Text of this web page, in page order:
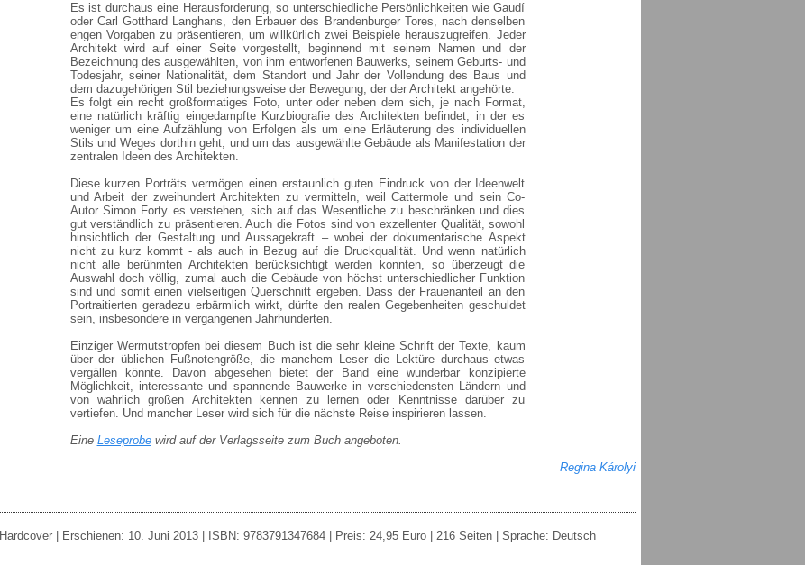
Es ist durchaus eine Herausforderung, so unterschiedliche Persönlichkeiten wie Gaudí
oder Carl Gotthard Langhans, den Erbauer des Brandenburger Tores, nach denselben
engen Vorgaben zu präsentieren, um willkürlich zwei Beispiele herauszugreifen. Jeder
Architekt wird auf einer Seite vorgestellt, beginnend mit seinem Namen und der
Bezeichnung des ausgewählten, von ihm entworfenen Bauwerks, seinem Geburts- und
Todesjahr, seiner Nationalität, dem Standort und Jahr der Vollendung des Baus und
dem dazugehörigen Stil beziehungsweise der Bewegung, der der Architekt angehörte.
Es folgt ein recht großformatiges Foto, unter oder neben dem sich, je nach Format,
eine natürlich kräftig eingedampfte Kurzbiografie des Architekten befindet, in der es
weniger um eine Aufzählung von Erfolgen als um eine Erläuterung des individuellen
Stils und Weges dorthin geht; und um das ausgewählte Gebäude als Manifestation der
zentralen Ideen des Architekten.
Diese kurzen Porträts vermögen einen erstaunlich guten Eindruck von der Ideenwelt
und Arbeit der zweihundert Architekten zu vermitteln, weil Cattermole und sein Co-
Autor Simon Forty es verstehen, sich auf das Wesentliche zu beschränken und dies
gut verständlich zu präsentieren. Auch die Fotos sind von exzellenter Qualität, sowohl
hinsichtlich der Gestaltung und Aussagekraft – wobei der dokumentarische Aspekt
nicht zu kurz kommt - als auch in Bezug auf die Druckqualität. Und wenn natürlich
nicht alle berühmten Architekten berücksichtigt werden konnten, so überzeugt die
Auswahl doch völlig, zumal auch die Gebäude von höchst unterschiedlicher Funktion
sind und somit einen vielseitigen Querschnitt ergeben. Dass der Frauenanteil an den
Portraitierten geradezu erbärmlich wirkt, dürfte den realen Gegebenheiten geschuldet
sein, insbesondere in vergangenen Jahrhunderten.
Einziger Wermutstropfen bei diesem Buch ist die sehr kleine Schrift der Texte, kaum
über der üblichen Fußnotengröße, die manchem Leser die Lektüre durchaus etwas
vergällen könnte. Davon abgesehen bietet der Band eine wunderbar konzipierte
Möglichkeit, interessante und spannende Bauwerke in verschiedensten Ländern und
von wahrlich großen Architekten kennen zu lernen oder Kenntnisse darüber zu
vertiefen. Und mancher Leser wird sich für die nächste Reise inspirieren lassen.
Eine Leseprobewird auf der Verlagsseite zum Buch angeboten.
Regina Károlyi
Hardcover | Erschienen: 10. Juni 2013 | ISBN: 9783791347684 | Preis: 24,95 Euro | 216 Seiten | Sprache: Deutsch